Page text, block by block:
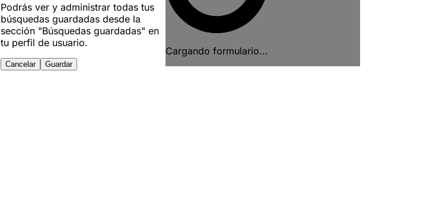
Podrás ver y administrar todas tus
búsquedas guardadas desde la
sección "Búsquedas guardadas" en
tu perfil de usuario.
Cancelar Guardar
Cargando formulario...